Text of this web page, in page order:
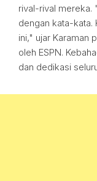
rival-rival mereka.
dengan kata-kata.
ini," ujar Karaman
oleh ESPN.
dan dedikasi